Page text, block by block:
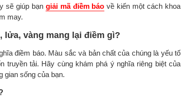
sẽ giúp bạn giải mã điềm báo về kiến một cách khoa
may.
lửa, vàng mang lại điềm gì?
điềm báo. Màu sắc và bản chất của chúng là yếu tố
truyền tải. Hãy cùng khám phá ý nghĩa riêng biệt của
gian sống của bạn.